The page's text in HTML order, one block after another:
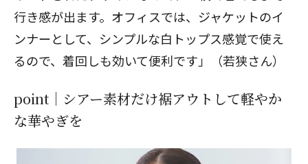
行き感が出ます。オフィスでは、ジャケットのイ
ンナーとして、シンプルな白トップス感覚で使え
るので、着回しも効いて便利です」（若狭さん）
point｜シアー素材だけ裾アウトして軽やか
な華やぎを